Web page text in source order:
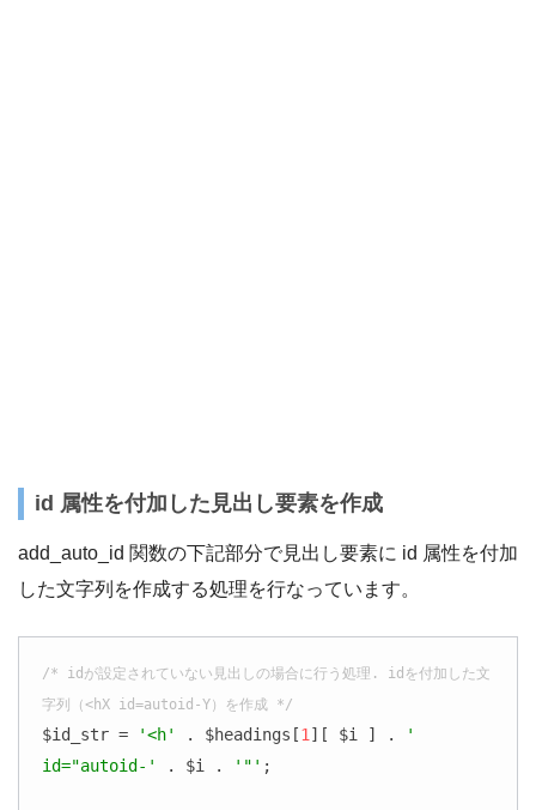
id 属性を付加した見出し要素を作成
add_auto_id 関数の下記部分で見出し要素に id 属性を付加
した文字列を作成する処理を行なっています。
/* idが設定されていない見出しの場合に行う処理. idを付加した文
字列（<hX id=autoid-Y）を作成 */
$id_str = '<h' . $headings[1 ][ $i ] .
'
id="autoid-'
. $i . '"' ;